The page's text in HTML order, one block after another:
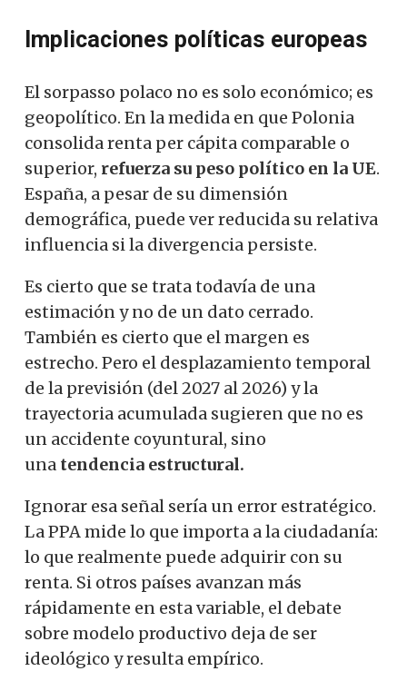
Implicaciones políticas europeas
El sorpasso polaco no es solo económico; es
geopolítico. En la medida en que Polonia
consolida renta per cápita comparable o
superior, refuerza su peso político en la UE.
España, a pesar de su dimensión
demográfica, puede ver reducida su relativa
influencia si la divergencia persiste.
Es cierto que se trata todavía de una
estimación y no de un dato cerrado.
También es cierto que el margen es
estrecho. Pero el desplazamiento temporal
de la previsión (del 2027 al 2026) y la
trayectoria acumulada sugieren que no es
un accidente coyuntural, sino
una tendencia estructural.
Ignorar esa señal sería un error estratégico.
La PPA mide lo que importa a la ciudadanía:
lo que realmente puede adquirir con su
renta. Si otros países avanzan más
rápidamente en esta variable, el debate
sobre modelo productivo deja de ser
ideológico y resulta empírico.